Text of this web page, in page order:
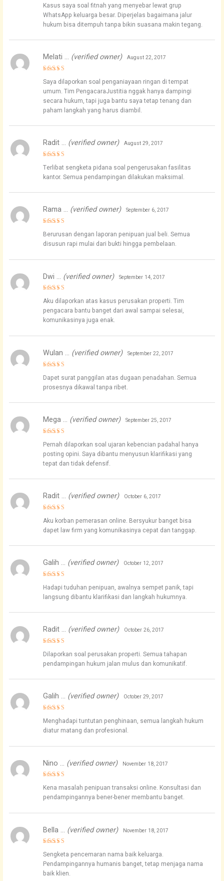
out of 5
Kasus saya soal fitnah yang menyebar lewat grup
WhatsApp keluarga besar. Diperjelas bagaimana jalur
hukum bisa ditempuh tanpa bikin suasana makin tegang.
Rated
out of 5
Melati … (verified owner) August 22, 2017
Saya dilaporkan soal penganiayaan ringan di tempat
umum. Tim PengacaraJustitia nggak hanya dampingi
secara hukum, tapi juga bantu saya tetap tenang dan
paham langkah yang harus diambil.
Rated
out of 5
Radit … (verified owner) August 29, 2017
Terlibat sengketa pidana soal pengerusakan fasilitas
kantor. Semua pendampingan dilakukan maksimal.
out of 5
Rama … (verified owner) September 6, 2017
Berurusan dengan laporan penipuan jual beli. Semua
disusun rapi mulai dari bukti hingga pembelaan.
Rated
out of 5
Dwi … (verified owner) September 14, 2017
Aku dilaporkan atas kasus perusakan properti. Tim
pengacara bantu banget dari awal sampai selesai,
komunikasinya juga enak.
out of 5
Wulan … (verified owner) September 22, 2017
Dapet surat panggilan atas dugaan penadahan. Semua
prosesnya dikawal tanpa ribet.
out of 5
Mega … (verified owner) September 25, 2017
Pernah dilaporkan soal ujaran kebencian padahal hanya
posting opini. Saya dibantu menyusun klarifikasi yang
tepat dan tidak defensif.
out of 5
Radit … (verified owner) October 6, 2017
Aku korban pemerasan online. Bersyukur banget bisa
dapet law firm yang komunikasinya cepat dan tanggap.
Rated
out of 5
Galih … (verified owner) October 12, 2017
Hadapi tuduhan penipuan, awalnya sempet panik, tapi
langsung dibantu klarifikasi dan langkah hukumnya.
Rated
out of 5
Radit … (verified owner) October 26, 2017
Dilaporkan soal perusakan properti. Semua tahapan
pendampingan hukum jalan mulus dan komunikatif.
Rated
4
out of 5
Galih … (verified owner) October 29, 2017
Menghadapi tuntutan penghinaan, semua langkah hukum
diatur matang dan profesional.
out of 5
Nino … (verified owner) November 18, 2017
Kena masalah penipuan transaksi online. Konsultasi dan
pendampingannya bener-bener membantu banget.
Rated
out of 5
Bella … (verified owner) November 18, 2017
Sengketa pencemaran nama baik keluarga.
Pendampingannya humanis banget, tetap menjaga nama
baik klien.